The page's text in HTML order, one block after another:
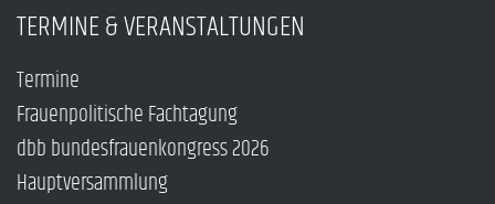
TERMINE & VERANSTALTUNGEN
Termine
Frauenpolitische Fachtagung
dbb bundesfrauenkongress 2026
Hauptversammlung